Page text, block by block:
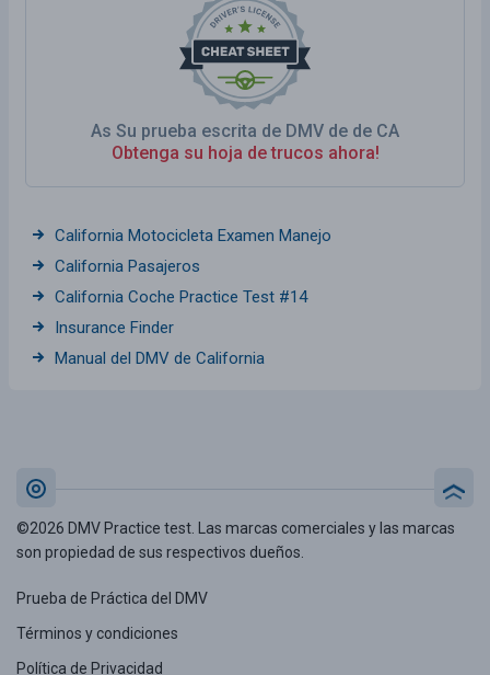
As Su prueba escrita de DMV de de CA
Obtenga su hoja de trucos ahora!
California Motocicleta Examen Manejo
California Pasajeros
California Coche Practice Test #14
Insurance Finder
Manual del DMV de California
©2026 DMV Practice test. Las marcas comerciales y las marcas
son propiedad de sus respectivos dueños.
Prueba de Práctica del DMV
Términos y condiciones
Política de Privacidad